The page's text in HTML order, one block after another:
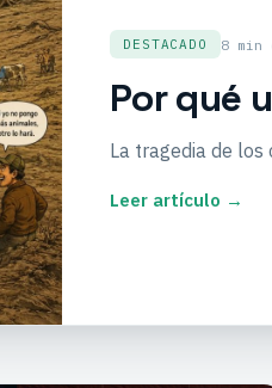
DESTACADO 8 min
Por qué
La tragedia de los
Leer artículo →